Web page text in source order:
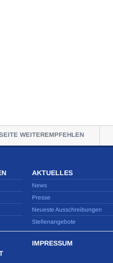
WEITEREMPFEHLEN
AKTUELLES
News
Presse
Neueste Ausschreibungen
Stellenangebote
IMPRESSUM